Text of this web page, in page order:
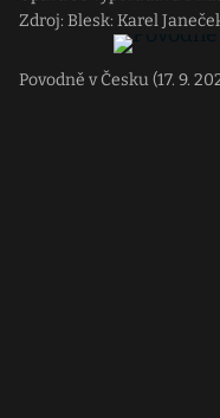
Zdroj: Blesk: Karel
Povodně v Česku (17. 9.